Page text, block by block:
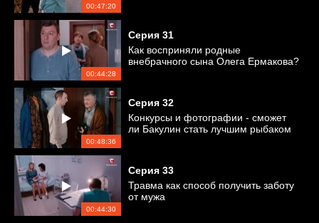
00:47:20
00:44:28
Серия 31
Как восприняли родные
внебрачного сына Олега Ермакова?
00:48:36
Серия 32
Конкурсы и фотографии - сможет
ли Бакулин стать лучшим рыбаком
00:44:30
Серия 33
Травма как способ получить заботу
от мужа